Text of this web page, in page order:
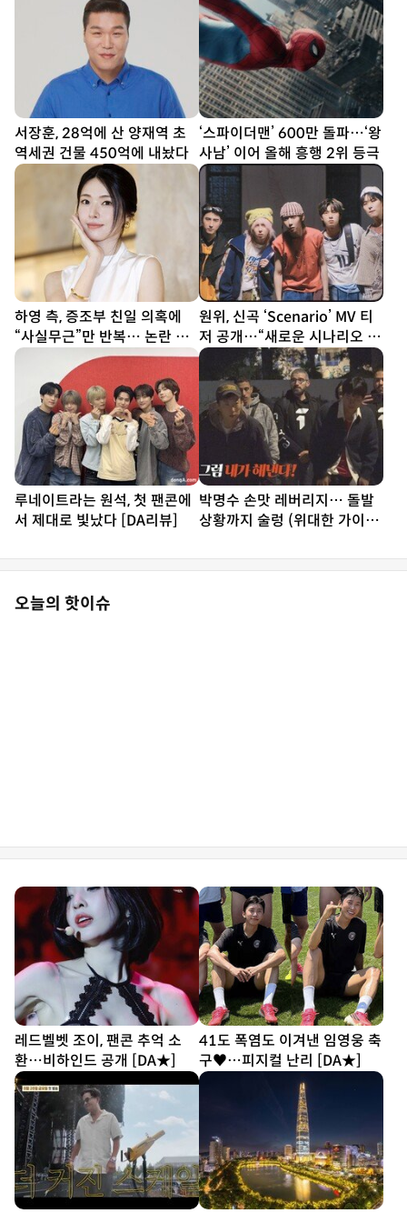
서장훈, 28억에 산 양재역 초
역세권 건물 450억에 내놨다
‘스파이더맨’ 600만 돌파…‘왕
사남’ 이어 올해 흥행 2위 등극
하영 측, 증조부 친일 의혹에
“사실무근”만 반복… 논란 키
우는 ‘영혼 없는’ 해명[SD이슈]
원위, 신곡 ‘Scenario’ MV 티
저 공개…“새로운 시나리오 쓴
다”
루네이트라는 원석, 첫 팬콘에
서 제대로 빛났다 [DA리뷰]
박명수 손맛 레버리지… 돌발
상황까지 술렁 (위대한 가이드
오늘의 핫이슈
레드벨벳 조이, 팬콘 추억 소
환…비하인드 공개 [DA★]
41도 폭염도 이겨낸 임영웅 축
구♥…피지컬 난리 [DA★]